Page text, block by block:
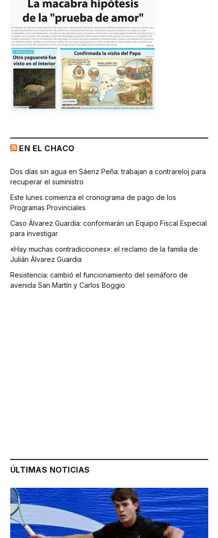
EN EL CHACO
Dos días sin agua en Sáenz Peña: trabajan a contrareloj para
recuperar el suministro
Este lunes comienza el cronograma de pago de los
Programas Provinciales
Caso Álvarez Guardia: conformarán un Equipo Fiscal Especial
para investigar
«Hay muchas contradicciones»: el reclamo de la familia de
Julián Álvarez Guardia
Resistencia: cambió el funcionamiento del semáforo de
avenida San Martín y Carlos Boggio
ÚLTIMAS NOTICIAS